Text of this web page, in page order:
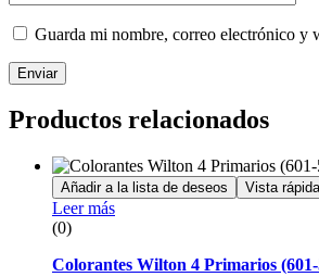
Guarda mi nombre, correo electrónico y
Enviar
Productos relacionados
Añadir a la lista de deseos Vista rápida
Leer más
(0)
Colorantes Wilton 4 Primarios